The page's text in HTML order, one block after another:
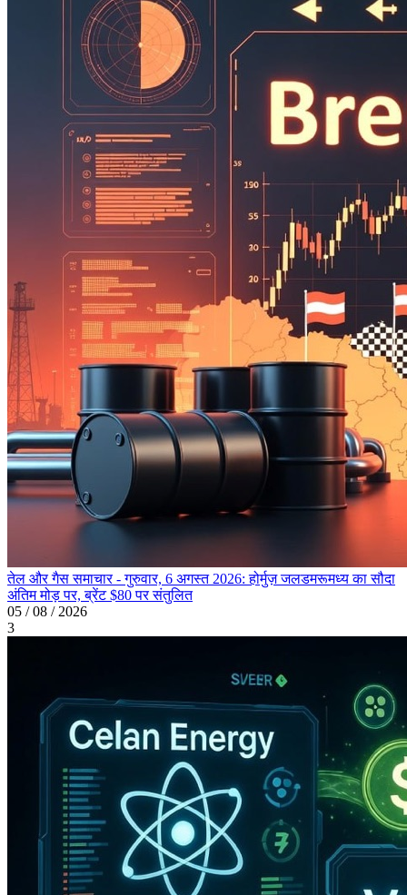
तेल और गैस समाचार - गुरुवार, 6 अगस्त 2026: होर्मुज़ जलडमरूमध्य का सौदा
अंतिम मोड़ पर, ब्रेंट $80 पर संतुलित
05 / 08 / 2026
3